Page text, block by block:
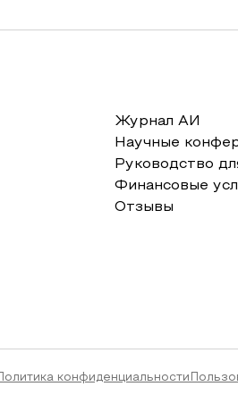
Журнал АИ
Научные
Руководство
Финансовые
Отзывы
Политика конфиденциальности